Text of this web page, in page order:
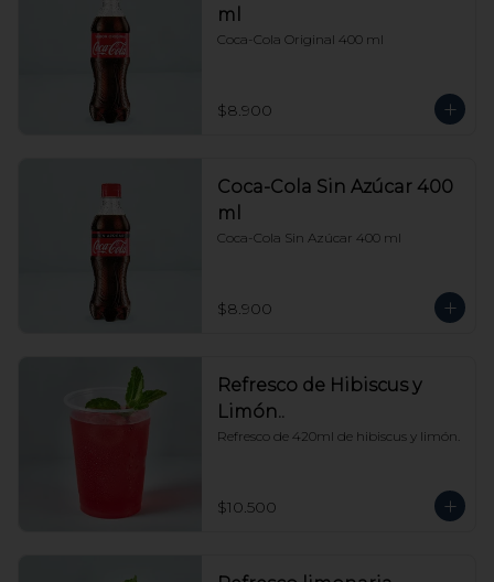
ml
Coca-Cola Original 400 ml
$8.900
Coca-Cola Sin Azúcar 400
ml
Coca-Cola Sin Azúcar 400 ml
$8.900
Refresco de Hibiscus y
Limón..
Refresco de 420ml de hibiscus y limón.
$10.500